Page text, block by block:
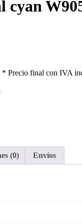
cyan
* Precio final con IVA
(0) Envíos